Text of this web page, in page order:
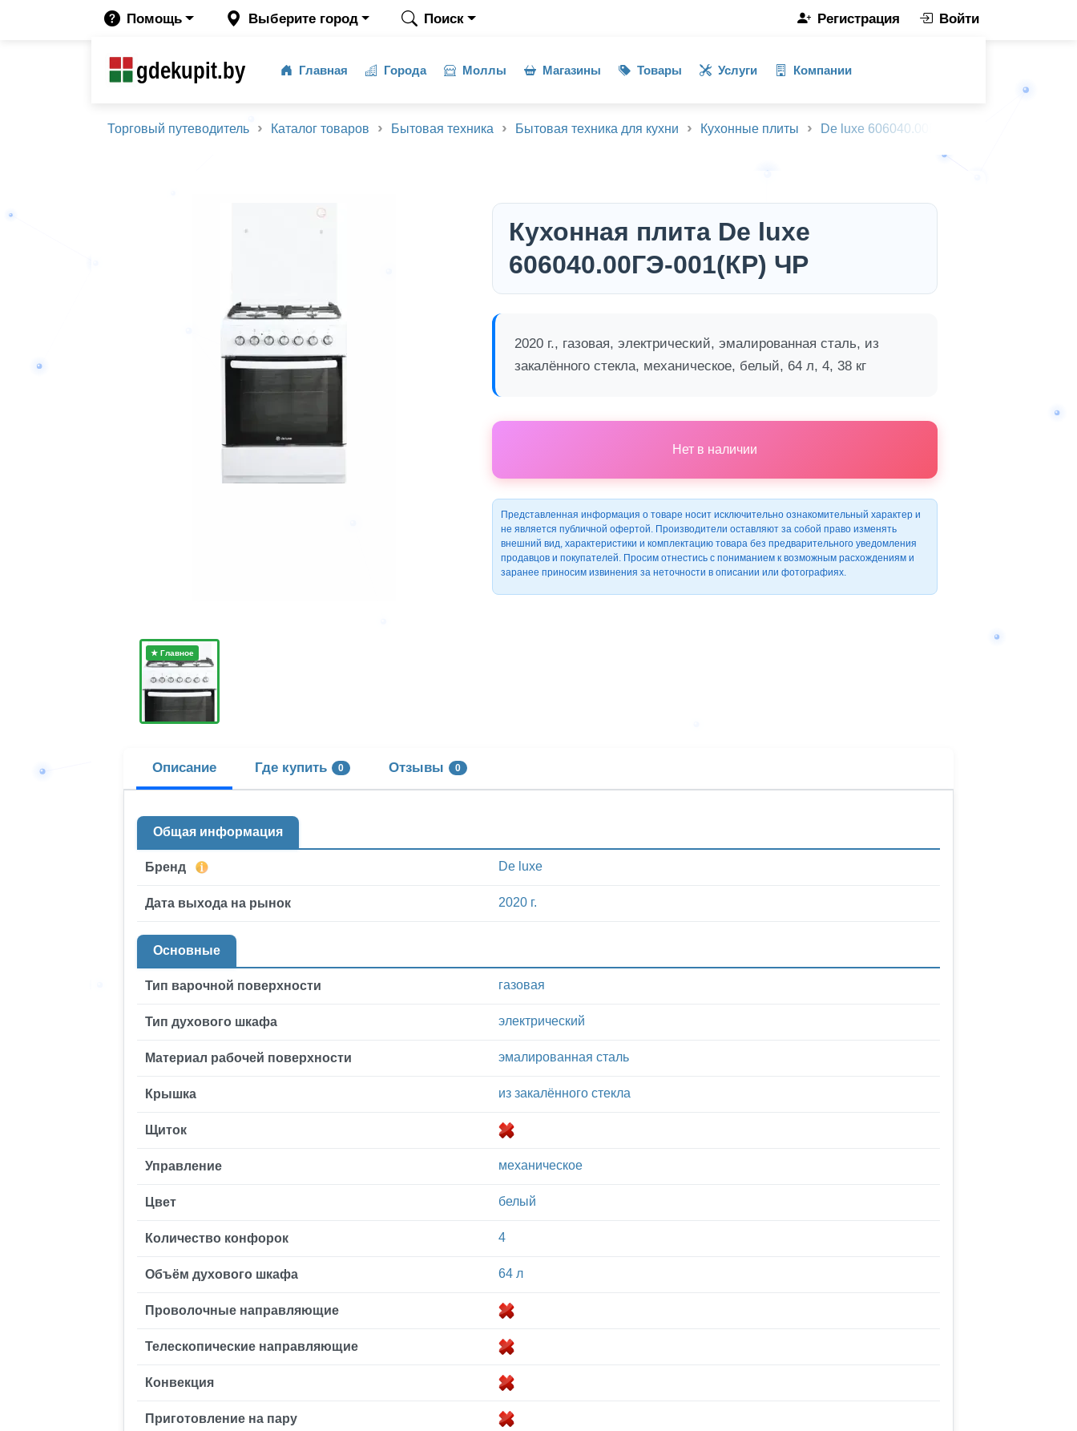
Помощь Выберите город Поиск Регистрация Войти
gdekupit.by Главная Города Моллы Магазины Товары Услуги Компании
Торговый путеводитель Каталог товаров Бытовая техника Бытовая техника для кухни Кухонные плиты De luxe 606040.00ГЭ-001(КР) ЧР
Кухонная плита De luxe
606040.00ГЭ-001(КР) ЧР
2020 г., газовая, электрический, эмалированная сталь, из
закалённого стекла, механическое, белый, 64 л, 4, 38 кг
Нет в наличии
Представленная информация о товаре носит исключительно ознакомительный характер и
не является публичной офертой. Производители оставляют за собой право изменять
внешний вид, характеристики и комплектацию товара без предварительного уведомления
продавцов и покупателей. Просим отнестись с пониманием к возможным расхождениям и
заранее приносим извинения за неточности в описании или фотографиях.
★ Главное
Описание Где купить 0 Отзывы 0
Общая информация
Бренд De luxe
Дата выхода на рынок 2020 г.
Основные
Тип варочной поверхности газовая
Тип духового шкафа электрический
Материал рабочей поверхности эмалированная сталь
Крышка из закалённого стекла
Щиток
Управление механическое
Цвет белый
Количество конфорок 4
Объём духового шкафа 64 л
Проволочные направляющие
Телескопические направляющие
Конвекция
Приготовление на пару